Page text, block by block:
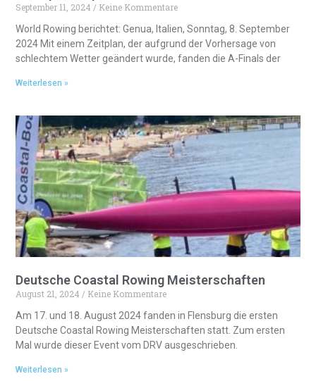
September 11, 2024
Keine Kommentare
World Rowing berichtet: Genua, Italien, Sonntag, 8. September
2024 Mit einem Zeitplan, der aufgrund der Vorhersage von
schlechtem Wetter geändert wurde, fanden die A-Finals der
Weiterlesen »
Deutsche Coastal Rowing Meisterschaften
August 21, 2024 Keine Kommentare
Am 17. und 18. August 2024 fanden in Flensburg die ersten
Deutsche Coastal Rowing Meisterschaften statt. Zum ersten
Mal wurde dieser Event vom DRV ausgeschrieben.
Weiterlesen »